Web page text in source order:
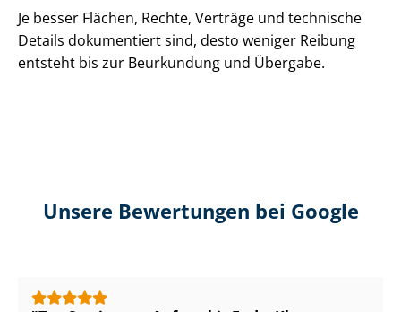
Je besser Flächen, Rechte, Verträge und technische
Details dokumentiert sind, desto weniger Reibung
entsteht bis zur Beurkundung und Übergabe.
Unsere Bewertungen bei Google